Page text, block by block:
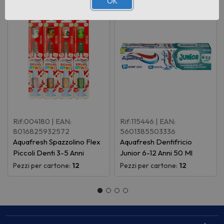
Rif:004180 | EAN:
8016825932572
Aquafresh Spazzolino Flex
Piccoli Denti 3-5 Anni
Pezzi per cartone: 12
Rif:115446 | EAN:
5601385503336
Aquafresh Dentifricio
Junior 6-12 Anni 50 Ml
Pezzi per cartone: 12